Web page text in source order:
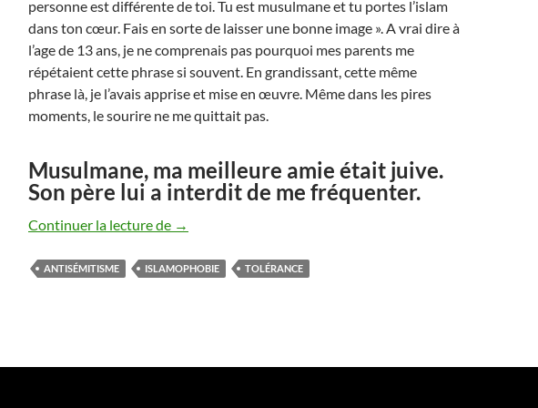
personne est différente de toi. Tu est musulmane et tu portes l’islam
dans ton cœur. Fais en sorte de laisser une bonne image ». A vrai dire à
l’age de 13 ans, je ne comprenais pas pourquoi mes parents me
répétaient cette phrase si souvent. En grandissant, cette même
phrase là, je l’avais apprise et mise en œuvre. Même dans les pires
moments, le sourire ne me quittait pas.
Musulmane, ma meilleure amie était juive.
Son père lui a interdit de me fréquenter.
Continuer la lecture de Islamophobie après Totlouse : Ne vous laissez pas
→
ANTISÉMITISME ISLAMOPHOBIE TOLÉRANCE